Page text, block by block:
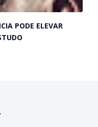
PODE ELEVAR